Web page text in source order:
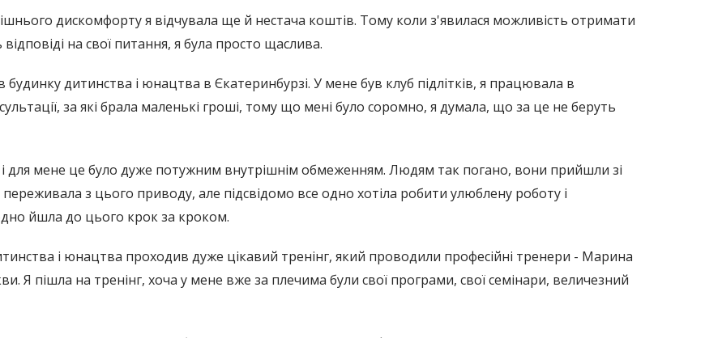
дискомфорту я відчувала ще й нестача коштів. Тому коли з'явилася можливість отримати
на свої питання, я була просто щаслива.
дитинства і юнацтва в Єкатеринбурзі. У мене був клуб підлітків, я працювала в
за які брала маленькі гроші, тому що мені було соромно, я думала, що за це не беруть
для мене це було дуже потужним внутрішнім обмеженням. Людям так погано, вони прийшли зі
з цього приводу, але підсвідомо все одно хотіла робити улюблену роботу і
йшла до цього крок за кроком.
і юнацтва проходив дуже цікавий тренінг, який проводили професійні тренери - Марина
Я пішла на тренінг, хоча у мене вже за плечима були свої програми, свої семінари, величезний